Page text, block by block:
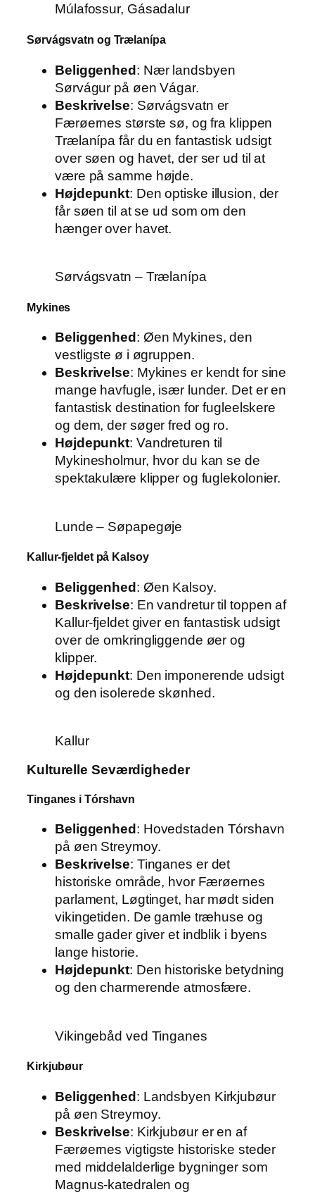
Múlafossur, Gásadalur
Sørvágsvatn og Trælanípa
Beliggenhed: Nær landsbyen
Sørvágur på øen Vágar.
Beskrivelse: Sørvágsvatn er
Færøernes største sø, og fra klippen
Trælanípa får du en fantastisk udsigt
over søen og havet, der ser ud til at
være på samme højde.
Højdepunkt: Den optiske illusion, der
får søen til at se ud som om den
hænger over havet.
Sørvágsvatn – Trælanípa
Mykines
Beliggenhed : Øen Mykines, den
vestligste ø i øgruppen.
Beskrivelse: Mykines er kendt for sine
mange havfugle, især lunder. Det er en
fantastisk destination for fugleelskere
og dem, der søger fred og ro.
Højdepunkt: Vandreturen til
Mykinesholmur, hvor du kan se de
spektakulære klipper og fuglekolonier.
Lunde – Søpapegøje
Kallur-fjeldet på Kalsoy
Beliggenhed : Øen Kalsoy.
Beskrivelse: En vandretur til toppen af
Kallur-fjeldet giver en fantastisk udsigt
over de omkringliggende øer og
klipper.
Højdepunkt: Den imponerende udsigt
og den isolerede skønhed.
Kallur
Kulturelle Seværdigheder
Tinganes i Tórshavn
Beliggenhed : Hovedstaden Tórshavn
på øen Streymoy.
Beskrivelse: Tinganes er det
historiske område, hvor Færøernes
parlament, Løgtinget, har mødt siden
vikingetiden. De gamle træhuse og
smalle gader giver et indblik i byens
lange historie.
Højdepunkt: Den historiske betydning
og den charmerende atmosfære.
Vikingebåd ved Tinganes
Kirkjubøur
Beliggenhed : Landsbyen Kirkjubøur
på øen Streymoy.
Beskrivelse: Kirkjubøur er en af
Færøernes vigtigste historiske steder
med middelalderlige bygninger som
Magnus-katedralen og